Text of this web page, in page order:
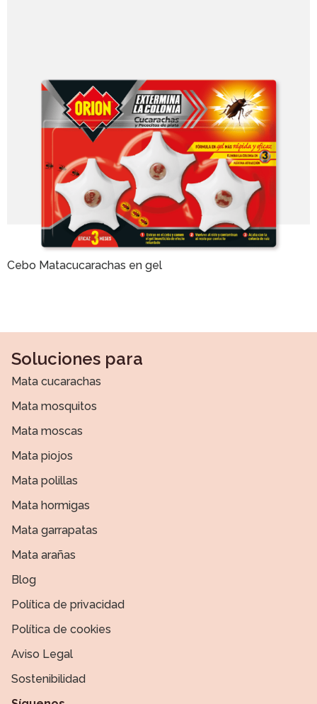
Cebo Matacucarachas en gel
Soluciones para
Mata cucarachas
Mata mosquitos
Mata moscas
Mata piojos
Mata polillas
Mata hormigas
Mata garrapatas
Mata arañas
Blog
Política de privacidad
Política de cookies
Aviso Legal
Sostenibilidad